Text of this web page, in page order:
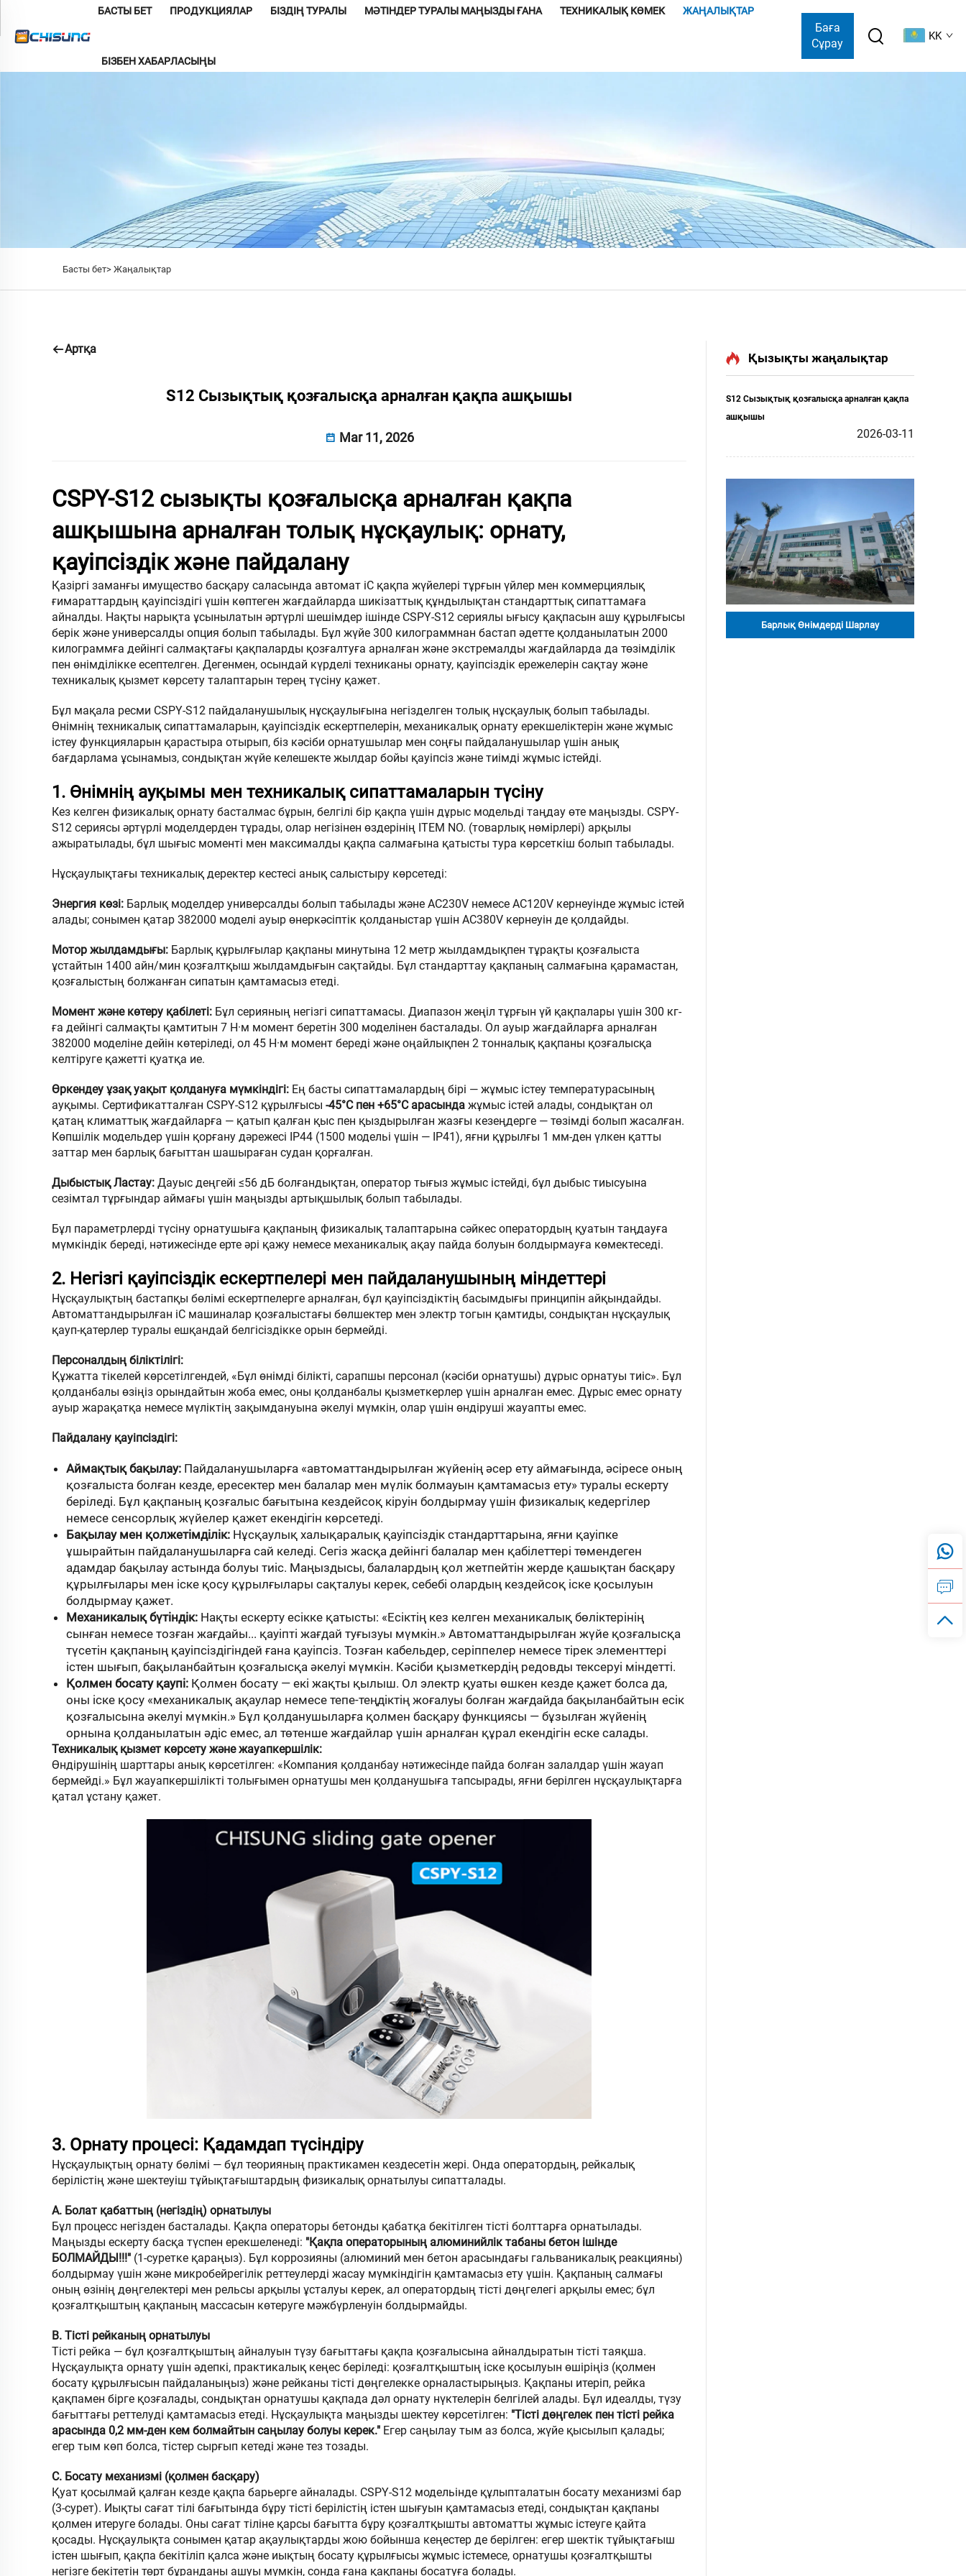
БАСТЫ БЕТ ПРОДУКЦИЯЛАР БІЗДІҢ ТУРАЛЫ МӘТІНДЕР ТУРАЛЫ МАҢЫЗДЫ ҒАНА ТЕХНИКАЛЫҚ КӨМЕК ЖАҢАЛЫҚТАР
БІЗБЕН ХАБАРЛАСЫҢЫ
Баға
Сұрау
KK
Басты бет> Жаңалықтар
Артқа
S12 Сызықтық қозғалысқа арналған қақпа ашқышы
Mar 11, 2026
CSPY-S12 сызықты қозғалысқа арналған қақпа
ашқышына арналған толық нұсқаулық: орнату,
қауіпсіздік және пайдалану
Қазіргі заманғы имущество басқару саласында автомат iC қақпа жүйелері тұрғын үйлер мен коммерциялық
ғимараттардың қауіпсіздігі үшін көптеген жағдайларда шикізаттық құндылықтан стандарттық сипаттамаға
айналды. Нақты нарықта ұсынылатын әртүрлі шешімдер ішінде CSPY-S12 сериялы ығысу қақпасын ашу құрылғысы
берік және универсалды опция болып табылады. Бұл жүйе 300 килограммнан бастап әдетте қолданылатын 2000
килограммға дейінгі салмақтағы қақпаларды қозғалтуға арналған және экстремалды жағдайларда да төзімділік
пен өнімділікке есептелген. Дегенмен, осындай күрделі техниканы орнату, қауіпсіздік ережелерін сақтау және
техникалық қызмет көрсету талаптарын терең түсіну қажет.
Бұл мақала ресми CSPY-S12 пайдаланушылық нұсқаулығына негізделген толық нұсқаулық болып табылады.
Өнімнің техникалық сипаттамаларын, қауіпсіздік ескертпелерін, механикалық орнату ерекшеліктерін және жұмыс
істеу функцияларын қарастыра отырып, біз кәсіби орнатушылар мен соңғы пайдаланушылар үшін анық
бағдарлама ұсынамыз, сондықтан жүйе келешекте жылдар бойы қауіпсіз және тиімді жұмыс істейді.
1. Өнімнің ауқымы мен техникалық сипаттамаларын түсіну
Кез келген физикалық орнату басталмас бұрын, белгілі бір қақпа үшін дұрыс модельді таңдау өте маңызды. CSPY-
S12 сериясы әртүрлі моделдерден тұрады, олар негізінен өздерінің ITEM NO. (товарлық нөмірлері) арқылы
ажыратылады, бұл шығыс моменті мен максималды қақпа салмағына қатысты тура көрсеткіш болып табылады.
Нұсқаулықтағы техникалық деректер кестесі анық салыстыру көрсетеді:
Энергия көзі: Барлық моделдер универсалды болып табылады және AC230V немесе AC120V кернеуінде жұмыс істей
алады; сонымен қатар 382000 моделі ауыр өнеркәсіптік қолданыстар үшін AC380V кернеуін де қолдайды.
Мотор жылдамдығы: Барлық құрылғылар қақпаны минутына 12 метр жылдамдықпен тұрақты қозғалыста
ұстайтын 1400 айн/мин қозғалтқыш жылдамдығын сақтайды. Бұл стандарттау қақпаның салмағына қарамастан,
қозғалыстың болжанған сипатын қамтамасыз етеді.
Момент және көтеру қабілеті: Бұл серияның негізгі сипаттамасы. Диапазон жеңіл тұрғын үй қақпалары үшін 300 кг-
ға дейінгі салмақты қамтитын 7 Н·м момент беретін 300 моделінен басталады. Ол ауыр жағдайларға арналған
382000 моделіне дейін көтеріледі, ол 45 Н·м момент береді және оңайлықпен 2 тонналық қақпаны қозғалысқа
келтіруге қажетті қуатқа ие.
Өркендеу ұзақ уақыт қолдануға мүмкіндігі: Ең басты сипаттамалардың бірі — жұмыс істеу температурасының
ауқымы. Сертификатталған CSPY-S12 құрылғысы -45°C пен +65°C арасында жұмыс істей алады, сондықтан ол
қатаң климаттық жағдайларға — қатып қалған қыс пен қыздырылған жазғы кезеңдерге — төзімді болып жасалған.
Көпшілік модельдер үшін қорғану дәрежесі IP44 (1500 модельі үшін — IP41), яғни құрылғы 1 мм-ден үлкен қатты
заттар мен барлық бағыттан шашыраған судан қорғалған.
Дыбыстық Ластау: Дауыс деңгейі ≤56 дБ болғандықтан, оператор тығыз жұмыс істейді, бұл дыбыс тиысуына
сезімтал тұрғындар аймағы үшін маңызды артықшылық болып табылады.
Бұл параметрлерді түсіну орнатушыға қақпаның физикалық талаптарына сәйкес оператордың қуатын таңдауға
мүмкіндік береді, нәтижесінде ерте әрі қажу немесе механикалық ақау пайда болуын болдырмауға көмектеседі.
2. Негізгі қауіпсіздік ескертпелері мен пайдаланушының міндеттері
Нұсқаулықтың бастапқы бөлімі ескертпелерге арналған, бұл қауіпсіздіктің басымдығы принципін айқындайды.
Автоматтандырылған iC машиналар қозғалыстағы бөлшектер мен электр тогын қамтиды, сондықтан нұсқаулық
қауп-қатерлер туралы ешқандай белгісіздікке орын бермейді.
Персоналдың біліктілігі:
Құжатта тікелей көрсетілгендей, «Бұл өнімді білікті, сарапшы персонал (кәсіби орнатушы) дұрыс орнатуы тиіс». Бұл
қолданбалы өзіңіз орындайтын жоба емес, оны қолданбалы қызметкерлер үшін арналған емес. Дұрыс емес орнату
ауыр жарақатқа немесе мүліктің зақымдануына әкелуі мүмкін, олар үшін өндіруші жауапты емес.
Пайдалану қауіпсіздігі:
Аймақтық бақылау: Пайдаланушыларға «автоматтандырылған жүйенің әсер ету аймағында, әсіресе оның
қозғалыста болған кезде, ересектер мен балалар мен мүлік болмауын қамтамасыз ету» туралы ескерту
беріледі. Бұл қақпаның қозғалыс бағытына кездейсоқ кіруін болдырмау үшін физикалық кедергілер
немесе сенсорлық жүйелер қажет екендігін көрсетеді.
Бақылау мен қолжетімділік: Нұсқаулық халықаралық қауіпсіздік стандарттарына, яғни қауіпке
ұшырайтын пайдаланушыларға сай келеді. Сегіз жасқа дейінгі балалар мен қабілеттері төмендеген
адамдар бақылау астында болуы тиіс. Маңыздысы, балалардың қол жетпейтін жерде қашықтан басқару
құрылғылары мен іске қосу құрылғылары сақталуы керек, себебі олардың кездейсоқ іске қосылуын
болдырмау қажет.
Механикалық бүтіндік: Нақты ескерту есікке қатысты: «Есіктің кез келген механикалық бөліктерінің
сынған немесе тозған жағдайы... қауіпті жағдай туғызуы мүмкін.» Автоматтандырылған жүйе қозғалысқа
түсетін қақпаның қауіпсіздігіндей ғана қауіпсіз. Тозған кабельдер, серіппелер немесе тірек элементтері
істен шығып, бақыланбайтын қозғалысқа әкелуі мүмкін. Кәсіби қызметкердің редовды тексеруі міндетті.
Қолмен босату қаупі: Қолмен босату — екі жақты қылыш. Ол электр қуаты өшкен кезде қажет болса да,
оны іске қосу «механикалық ақаулар немесе тепе-теңдіктің жоғалуы болған жағдайда бақыланбайтын есік
қозғалысына әкелуі мүмкін.» Бұл қолданушыларға қолмен басқару функциясы — бұзылған жүйенің
орнына қолданылатын әдіс емес, ал төтенше жағдайлар үшін арналған құрал екендігін еске салады.
Техникалық қызмет көрсету және жауапкершілік:
Өндірушінің шарттары анық көрсетілген: «Компания қолданбау нәтижесінде пайда болған залалдар үшін жауап
бермейді.» Бұл жауапкершілікті толығымен орнатушы мен қолданушыға тапсырады, яғни берілген нұсқаулықтарға
қатал ұстану қажет.
3. Орнату процесі: Қадамдап түсіндіру
Нұсқаулықтың орнату бөлімі — бұл теорияның практикамен кездесетін жері. Онда оператордың, рейкалық
берілістің және шектеуіш тұйықтағыштардың физикалық орнатылуы сипатталады.
А. Болат қабаттың (негіздің) орнатылуы
Бұл процесс негізден басталады. Қақпа операторы бетонды қабатқа бекітілген тісті болттарға орнатылады.
Маңызды ескерту басқа түспен ерекшеленеді: "Қақпа операторының алюминийлік табаны бетон ішінде
БОЛМАЙДЫ!!!" (1-суретке қараңыз). Бұл коррозияны (алюминий мен бетон арасындағы гальваникалық реакцияны)
болдырмау үшін және микробейрегілік реттеулерді жасау мүмкіндігін қамтамасыз ету үшін. Қақпаның салмағы
оның өзінің дөңгелектері мен рельсы арқылы ұсталуы керек, ал оператордың тісті дөңгелегі арқылы емес; бұл
қозғалтқыштың қақпаның массасын көтеруге мәжбүрленуін болдырмайды.
В. Тісті рейканың орнатылуы
Тісті рейка — бұл қозғалтқыштың айналуын түзу бағыттағы қақпа қозғалысына айналдыратын тісті таяқша.
Нұсқаулықта орнату үшін әдепкі, практикалық кеңес беріледі: қозғалтқыштың іске қосылуын өшіріңіз (қолмен
босату құрылғысын пайдаланыңыз) және рейканы тісті дөңгелекке орналастырыңыз. Қақпаны итеріп, рейка
қақпамен бірге қозғалады, сондықтан орнатушы қақпада дәл орнату нүктелерін белгілей алады. Бұл идеалды, түзу
бағыттағы реттелуді қамтамасыз етеді. Нұсқаулықта маңызды шектеу көрсетілген: "Тісті дөңгелек пен тісті рейка
арасында 0,2 мм-ден кем болмайтын саңылау болуы керек." Егер саңылау тым аз болса, жүйе қысылып қалады;
егер тым көп болса, тістер сырғып кетеді және тез тозады.
C. Босату механизмі (қолмен басқару)
Қуат қосылмай қалған кезде қақпа барьерге айналады. CSPY-S12 модельінде құлыпталатын босату механизмі бар
(3-сурет). Иықты сағат тілі бағытында бұру тісті берілістің істен шығуын қамтамасыз етеді, сондықтан қақпаны
қолмен итеруге болады. Оны сағат тіліне қарсы бағытта бұру қозғалтқышты автоматты жұмыс істеуге қайта
қосады. Нұсқаулықта сонымен қатар ақаулықтарды жою бойынша кеңестер де берілген: егер шектік тұйықтағыш
істен шығып, қақпа бекітіліп қалса және иықтың босату құрылғысы жұмыс істемесе, орнатушы қозғалтқышты
негізге бекітетін төрт бұранданы ашуы мүмкін, сонда ғана қақпаны босатуға болады.
Қызықты жаңалықтар
S12 Сызықтық қозғалысқа арналған қақпа
ашқышы
2026-03-11
Барлық Өнімдерді Шарлау